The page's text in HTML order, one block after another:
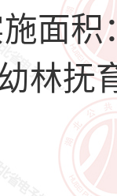
面积
林抚